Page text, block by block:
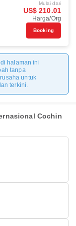
Mulai dari
US$ 210.01
Harga/Org
Booking
halaman ini
tanpa
untuk
terkini.
Cochin